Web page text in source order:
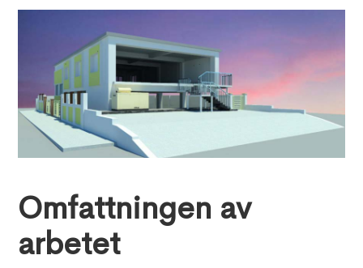
Omfattningen av
arbetet